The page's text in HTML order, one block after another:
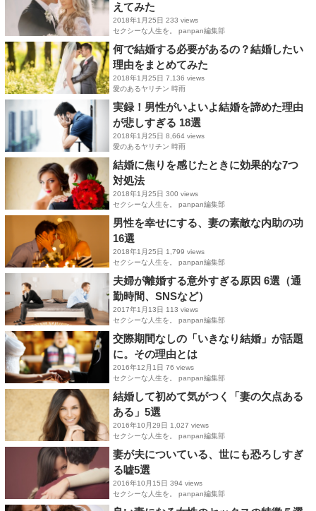
えてみた
2018年1月25日 233 views
セクシーな人生を。 panpan編集部
何で結婚する必要があるの？結婚したい
理由をまとめてみた
2018年1月25日 7,136 views
愛のあるヤリチン 時雨
実録！男性がいよいよ結婚を諦めた理由
が悲しすぎる 18選
2018年1月25日 8,664 views
愛のあるヤリチン 時雨
結婚に焦りを感じたときに効果的な7つ
対処法
2018年1月25日 300 views
セクシーな人生を。 panpan編集部
男性を幸せにする、妻の素敵な内助の功
16選
2018年1月25日 1,799 views
セクシーな人生を。 panpan編集部
夫婦が離婚する意外すぎる原因 6選（通
勤時間、SNSなど）
2017年1月13日 113 views
セクシーな人生を。 panpan編集部
交際期間なしの「いきなり結婚」が話題
に。その理由とは
2016年12月1日 76 views
セクシーな人生を。 panpan編集部
結婚して初めて気がつく「妻の欠点ある
ある」5選
2016年10月29日 1,027 views
セクシーな人生を。 panpan編集部
妻が夫についている、世にも恐ろしすぎ
る嘘5選
2016年10月15日 394 views
セクシーな人生を。 panpan編集部